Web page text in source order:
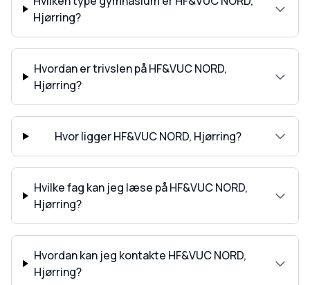
Hjørring?
Hvordan er trivslen på HF&VUC NORD,
Hjørring?
Hvor ligger HF&VUC NORD, Hjørring?
Hvilke fag kan jeg læse på HF&VUC NORD,
Hjørring?
Hvordan kan jeg kontakte HF&VUC NORD,
Hjørring?